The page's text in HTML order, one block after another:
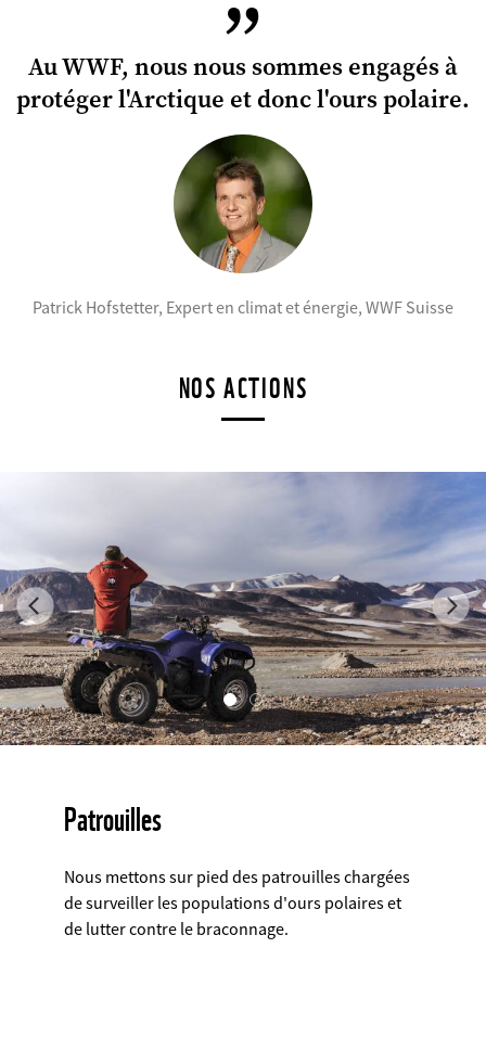
Au WWF, nous nous sommes engagés à
protéger l'Arctique et donc l'ours polaire.
Patrick Hofstetter, Expert en climat et énergie, WWF Suisse
NOS ACTIONS
©
Patrouilles
Nous mettons sur pied des patrouilles chargées
de surveiller les populations d'ours polaires et
de lutter contre le braconnage.
Previous